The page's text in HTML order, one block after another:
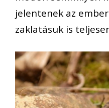
jelentenek az
zaklatásuk is